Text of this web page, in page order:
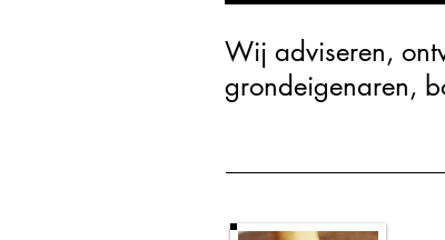
Wij adviseren,
grondeigenaren,